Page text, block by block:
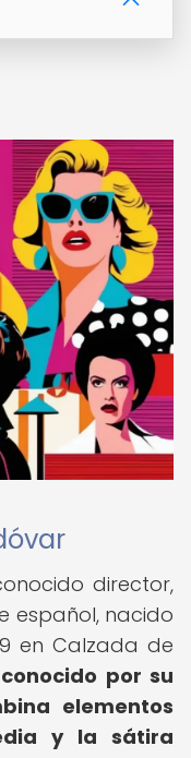
director,
español, nacido
en Calzada de
conocido por su
elementos
y la sátira